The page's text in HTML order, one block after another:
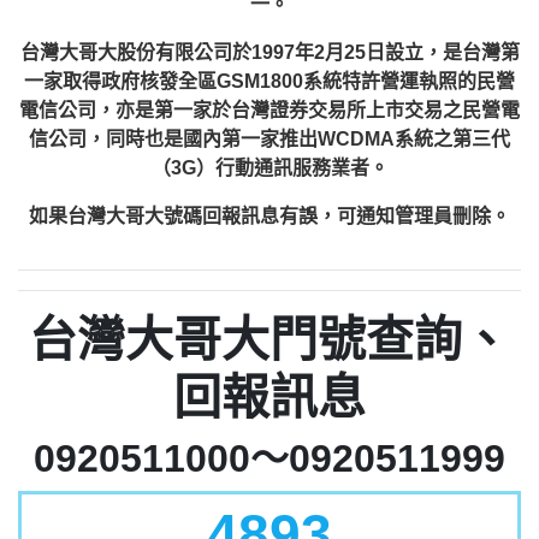
一。
台灣大哥大股份有限公司於1997年2月25日設立，是台灣第
一家取得政府核發全區GSM1800系統特許營運執照的民營
電信公司，亦是第一家於台灣證券交易所上市交易之民營電
信公司，同時也是國內第一家推出WCDMA系統之第三代
（3G）行動通訊服務業者。
如果台灣大哥大號碼回報訊息有誤，可通知管理員刪除。
台灣大哥大門號查詢、
回報訊息
0920511000～0920511999